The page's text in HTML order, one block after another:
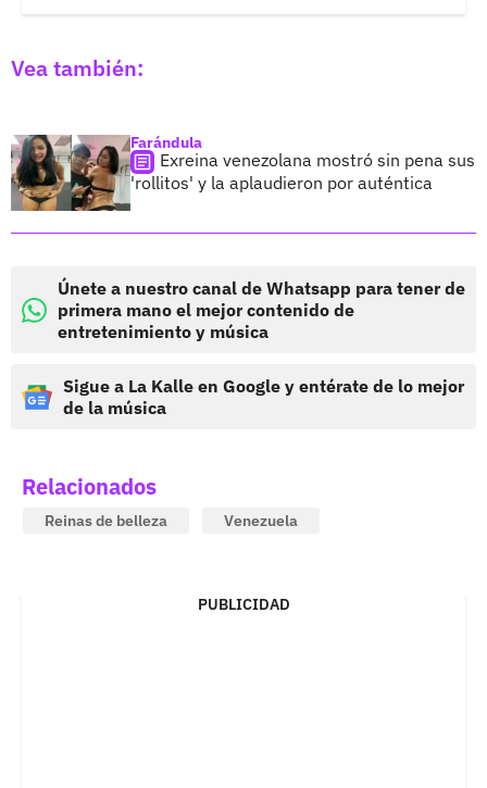
Vea también:
Farándula
Exreina venezolana mostró sin pena sus
'rollitos' y la aplaudieron por auténtica
Únete a nuestro canal de Whatsapp para tener de
primera mano el mejor contenido de
entretenimiento y música
Sigue a La Kalle en Google y entérate de lo mejor
de la música
Relacionados
Reinas de belleza Venezuela
PUBLICIDAD